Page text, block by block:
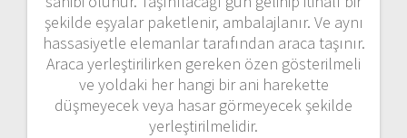
şekilde eşyalar paketlenir, ambalajlanır. Ve aynı
hassasiyetle elemanlar tarafından araca taşınır.
Araca yerleştirilirken gereken özen gösterilmeli
ve yoldaki her hangi bir ani harekette
düşmeyecek veya hasar görmeyecek şekilde
yerleştirilmelidir.